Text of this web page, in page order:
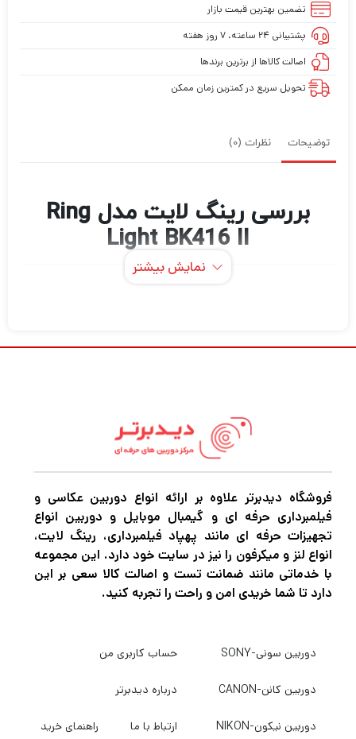
تضمین بهترین قیمت بازار
پشتیبانی ۲۴ ساعته، ۷ روز هفته
اصالت کالاها از برترین برندها
تحویل سریع در کمترین زمان ممکن
توضیحات نظرات (0)
بررسی رینگ لایت مدل Ring
Light BK416 II
هستند. با بهره‌گیری از این رینگ لایت، می‌توانید
تصاویر و ویدیوهایی با روشنایی یکنواخت و
بدون سایه ثبت کنید.
ویژگی‌های بارز رینگ لایت BK416 II
شدت نور قابل تنظیم: این رینگ لایت دارای
قابلیت تنظیم شدت نور است که به شما امکان
بهترین نتیجه را در هر شرایط نوری به دست آورید.
نمایش بیشتر
فروشگاه دیدبرتر علاوه بر ارائه انواع دوربین عکاسی و
فیلمبرداری حرفه ای و گیمبال موبایل و دوربین انواع
تجهیزات حرفه ای مانند پهپاد فیلمبرداری، رینگ لایت،
انواع لنز و میکرفون را نیز در سایت خود دارد. این مجموعه
با خدماتی مانند ضمانت تست و اصالت کالا سعی بر این
دارد تا شما خریدی امن و راحت را تجربه کنید.
دوربین سونی-SONY
دوربین کانن-CANON
دوربین نیکون-NIKON
حساب کاربری من
درباره دیدبرتر
ارتباط با ما راهنمای خرید